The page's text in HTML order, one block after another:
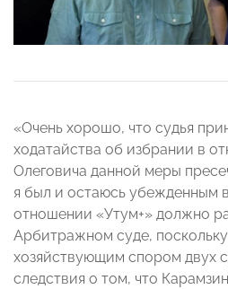
«Очень хорошо, что судья
ходатайства об избрании в
Олеговича данной меры
я был и остаюсь убежденным
отношении «Утум+» должно
Арбитражном суде, поскольку
хозяйствующим спором двух
следствия о том, что